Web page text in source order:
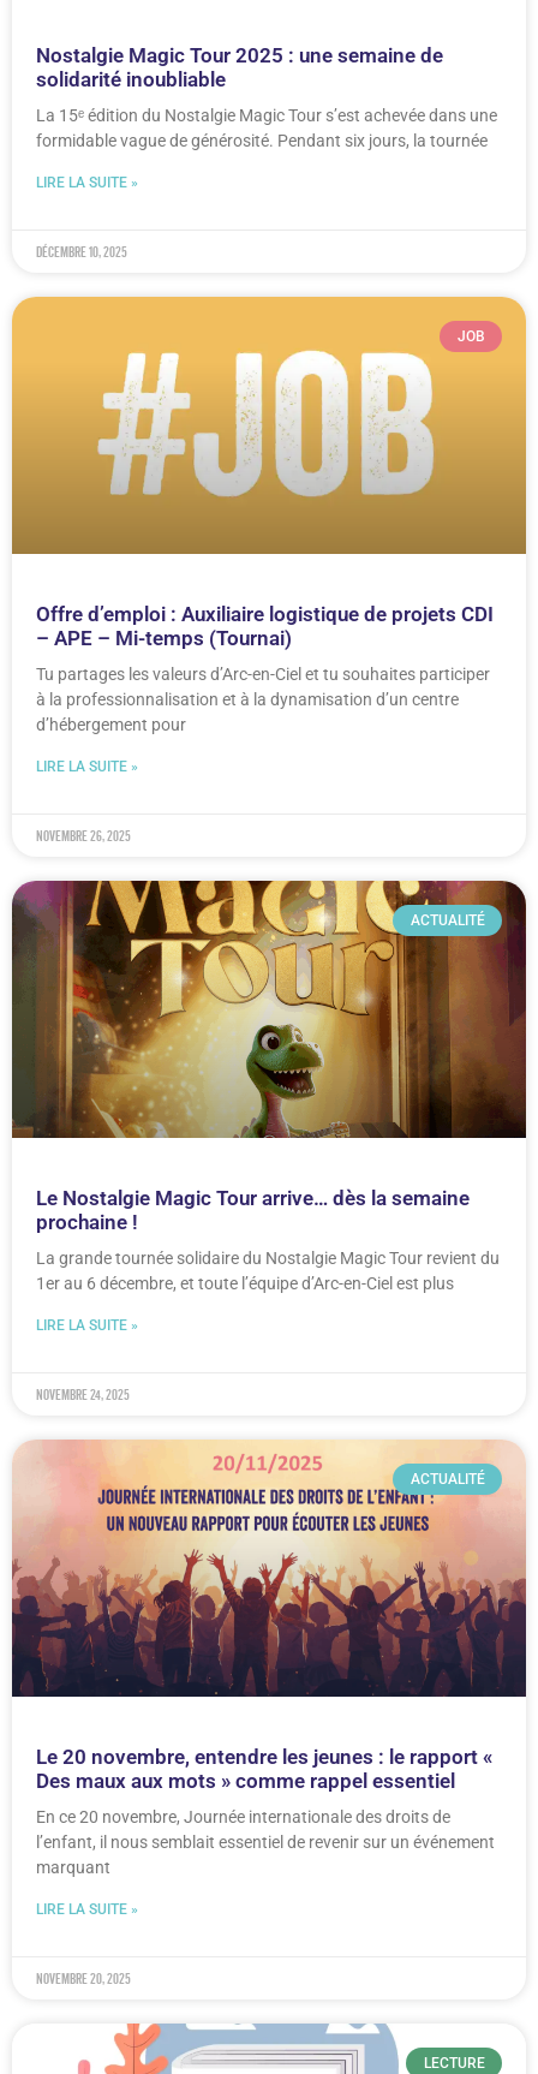
Nostalgie Magic Tour 2025 : une semaine de
solidarité inoubliable
La 15ᵉ édition du Nostalgie Magic Tour s’est achevée dans une
formidable vague de générosité. Pendant six jours, la tournée
LIRE LA SUITE »
décembre 10, 2025
JOB
Offre d’emploi : Auxiliaire logistique de projets CDI
– APE – Mi-temps (Tournai)
Tu partages les valeurs d’Arc-en-Ciel et tu souhaites participer
à la professionnalisation et à la dynamisation d’un centre
d’hébergement pour
LIRE LA SUITE »
novembre 26, 2025
ACTUALITÉ
Le Nostalgie Magic Tour arrive… dès la semaine
prochaine !
La grande tournée solidaire du Nostalgie Magic Tour revient du
1er au 6 décembre, et toute l’équipe d’Arc-en-Ciel est plus
LIRE LA SUITE »
novembre 24, 2025
ACTUALITÉ
Le 20 novembre, entendre les jeunes : le rapport «
Des maux aux mots » comme rappel essentiel
En ce 20 novembre, Journée internationale des droits de
l’enfant, il nous semblait essentiel de revenir sur un événement
marquant
LIRE LA SUITE »
novembre 20, 2025
LECTURE